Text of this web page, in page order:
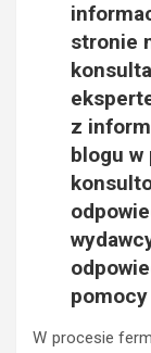
stronie
z
blogu w
W procesie